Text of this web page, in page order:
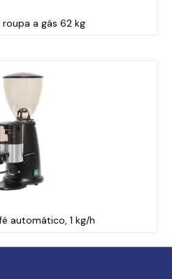
a gás 62 kg
automático, 1 kg/h